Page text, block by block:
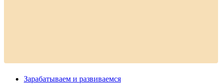
Зарабатываем и развиваемся